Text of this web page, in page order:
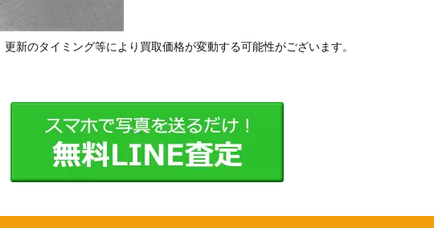
新のタイミング等により買取価格が変動する可能性がございます。